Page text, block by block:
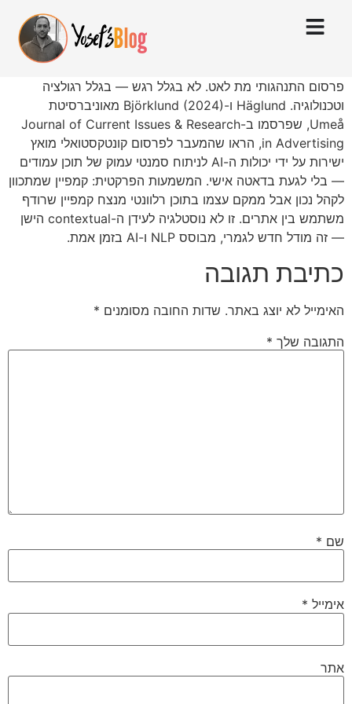
פרסום התנהגותי מת לאט. לא בגלל רגש — בגלל רגולציה
וטכנולוגיה. Häglund ו-Björklund (2024) מאוניברסיטת
Umeå, שפרסמו ב-Journal of Current Issues & Research
in Advertising, הראו שהמעבר לפרסום קונטקסטואלי מואץ
ישירות על ידי יכולות ה-AI לניתוח סמנטי עמוק של תוכן עמודים
— בלי לגעת בדאטה אישי. המשמעות הפרקטית: קמפיין שמתכוון
לקהל נכון אבל ממקם עצמו בתוכן רלוונטי מנצח קמפיין שרודף
משתמש בין אתרים. זו לא נוסטלגיה לעידן ה-contextual הישן
— זה מודל חדש לגמרי, מבוסס NLP ו-AI בזמן אמת.
כתיבת תגובה
האימייל לא יוצג באתר. שדות החובה מסומנים *
התגובה שלך *
שם *
אימייל *
אתר